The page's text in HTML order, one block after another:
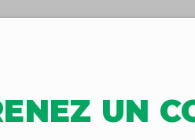
en puissance de nouveaux
dans plusieurs pays,
hausse des discriminations à
et elles seront en
UN